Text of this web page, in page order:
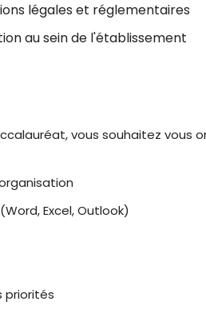
légales et réglementaires
au sein de l'établissement
vous souhaitez vous
Excel, Outlook)
priorités